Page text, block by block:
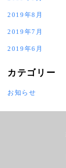
2019年8月
2019年7月
2019年6月
カテゴリー
お知らせ